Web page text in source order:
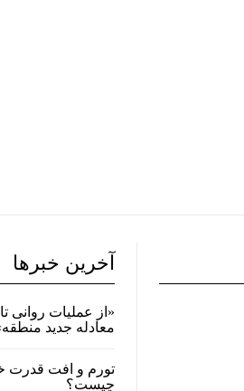
آخرین خبرها
«از عملیات روانی
معادله جدید
تورم و افت قدرت
چیست؟